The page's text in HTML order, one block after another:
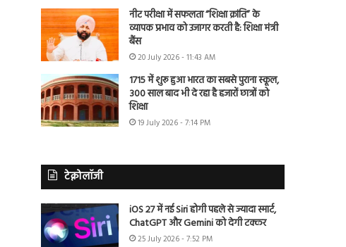
नीट परीक्षा में सफलता “शिक्षा क्रांति” के
व्यापक प्रभाव को उजागर करती है: शिक्षा मंत्री
बैंस
20 July 2026 - 11:43 AM
1715 में शुरू हुआ भारत का सबसे पुराना स्कूल,
300 साल बाद भी दे रहा है हजारों छात्रों को
शिक्षा
19 July 2026 - 7:14 PM
टेक्नोलॉजी
iOS 27 में नई Siri होगी पहले से ज्यादा स्मार्ट,
ChatGPT और Gemini को देगी टक्कर
25 July 2026 - 7:52 PM